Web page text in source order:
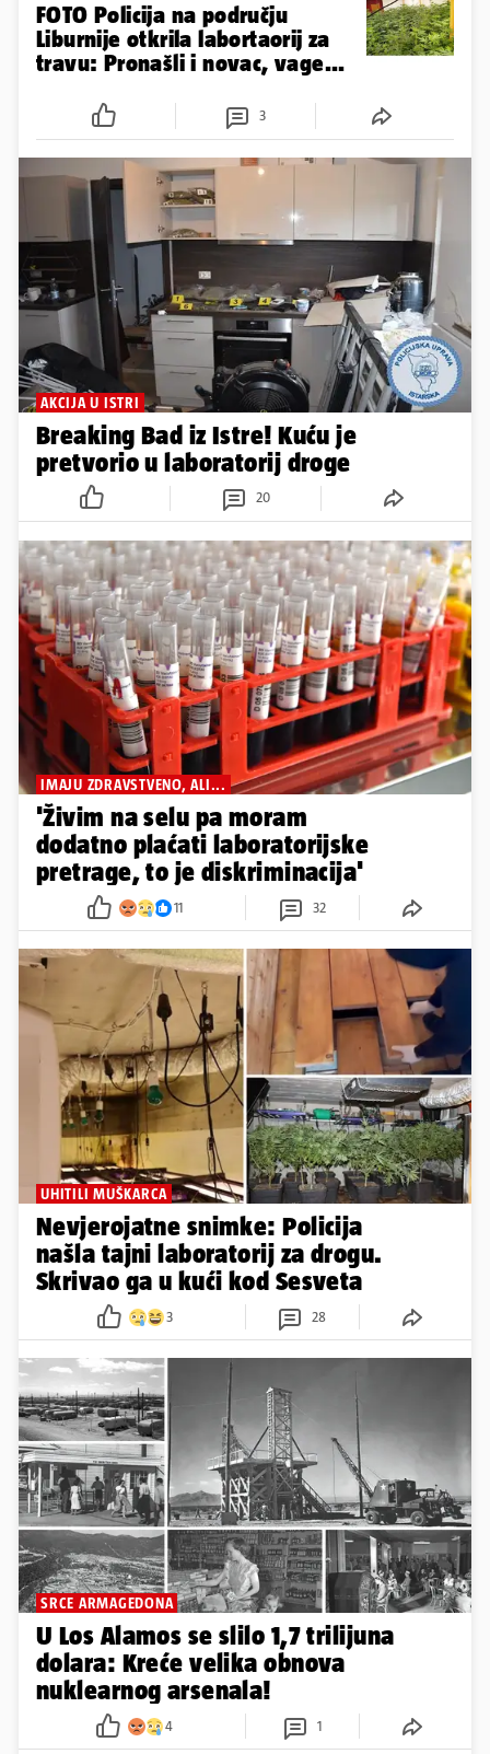
FOTO Policija na području
Liburnije otkrila labortaorij za
travu: Pronašli i novac, vage...
3
AKCIJA U ISTRI
Breaking Bad iz Istre! Kuću je
pretvorio u laboratorij droge
20
IMAJU ZDRAVSTVENO, ALI...
'Živim na selu pa moram
dodatno plaćati laboratorijske
pretrage, to je diskriminacija'
11 32
UHITILI MUŠKARCA
Nevjerojatne snimke: Policija
našla tajni laboratorij za drogu.
Skrivao ga u kući kod Sesveta
3 28
SRCE ARMAGEDONA
U Los Alamos se slilo 1,7 trilijuna
dolara: Kreće velika obnova
nuklearnog arsenala!
4 1